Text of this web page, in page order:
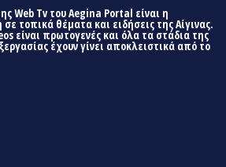
Web Tv του Aegina Portal είναι η
τοπικά θέματα και ειδήσεις της Αίγινας.
είναι πρωτογενές και όλα τα στάδια της
έχουν γίνει αποκλειστικά από το